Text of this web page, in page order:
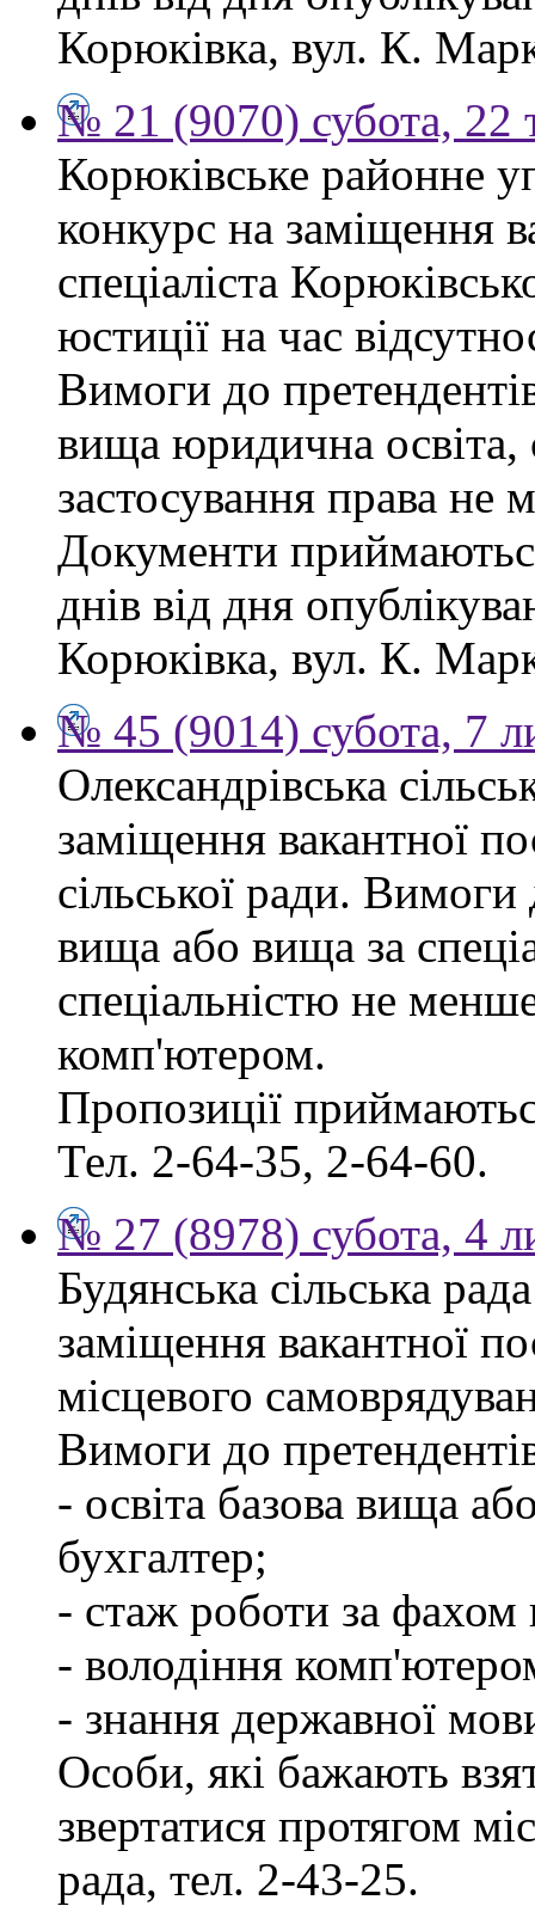
Корюківка, вул. К.
№ 21 (9070) субота, 22
Корюківське районне
конкурс на заміщення
спеціаліста
юстиції на час
Вимоги до
вища юридична освіта,
застосування права не
Документи
днів від дня
Корюківка, вул. К.
№ 45 (9014) субота, 7
Олександрівська
заміщення вакантної
сільської ради. Вимоги
вища або вища за
спеціальністю не
комп'ютером.
Пропозиції
Тел. 2-64-35, 2-64-60.
№ 27 (8978) субота, 4
Будянська сільська
заміщення вакантної
місцевого
Вимоги до
- освіта базова вища
бухгалтер;
- стаж роботи за
- володіння
- знання державної
Особи, які бажають
звертатися протягом
рада, тел. 2-43-25.